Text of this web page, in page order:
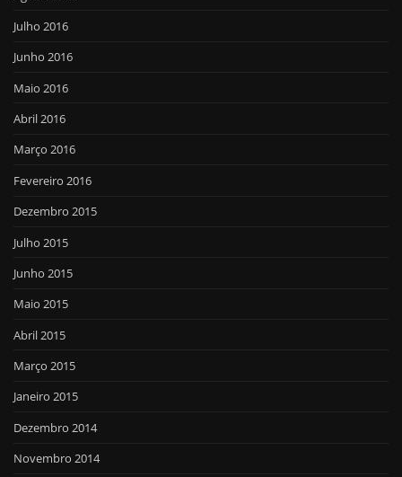
Julho 2016
Junho 2016
Maio 2016
Abril 2016
Março 2016
Fevereiro 2016
Dezembro 2015
Julho 2015
Junho 2015
Maio 2015
Abril 2015
Março 2015
Janeiro 2015
Dezembro 2014
Novembro 2014